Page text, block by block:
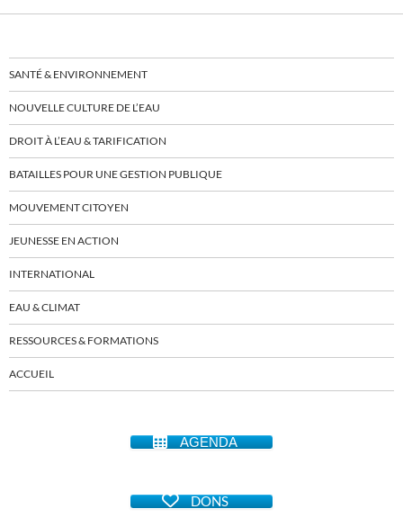
SANTÉ & ENVIRONNEMENT
NOUVELLE CULTURE DE L’EAU
DROIT À L’EAU & TARIFICATION
BATAILLES POUR UNE GESTION PUBLIQUE
MOUVEMENT CITOYEN
JEUNESSE EN ACTION
INTERNATIONAL
EAU & CLIMAT
RESSOURCES & FORMATIONS
ACCUEIL
AGENDA
DONS